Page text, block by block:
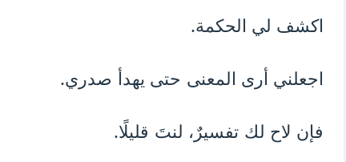
اكشف لي الحكمة.
اجعلني أرى المعنى حتى يهدأ صدري.
فإن لاح لك تفسيرٌ، لنتَ قليلًا.